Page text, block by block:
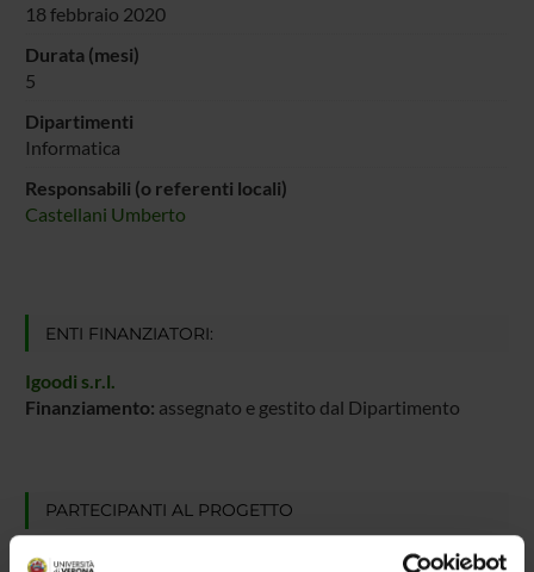
18 febbraio 2020
Durata (mesi)
5
Dipartimenti
Informatica
Responsabili (o referenti locali)
Castellani Umberto
ENTI FINANZIATORI:
Igoodi s.r.l.
Finanziamento: assegnato e gestito dal Dipartimento
PARTECIPANTI AL PROGETTO
Umberto Castellani